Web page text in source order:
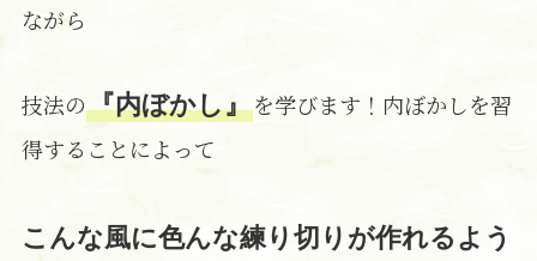
ながら
技法の『内ぼかし』を学びます！内ぼかしを習
得することによって
こんな風に色んな練り切りが作れるよう